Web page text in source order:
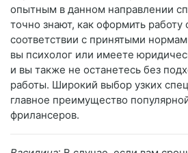
опытным в данном направлении
точно знают, как оформить работу
соответствии с принятыми
вы психолог или имеете
и вы также не останетесь без
работы. Широкий выбор узких
главное преимущество
фрилансеров.